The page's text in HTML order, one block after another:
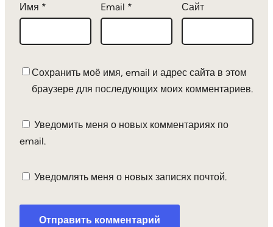
Имя * Email * Сайт
Сохранить моё имя, email и адрес сайта в этом
браузере для последующих моих комментариев.
Уведомить меня о новых комментариях по
email.
Уведомлять меня о новых записях почтой.